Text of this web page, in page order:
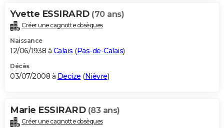
Yvette ESSIRARD (70 ans)
Créer une cagnotte obsèques
Naissance
12/06/1938 à Calais (Pas-de-Calais)
Décès
03/07/2008 à Decize (Nièvre)
Marie ESSIRARD (83 ans)
Créer une cagnotte obsèques